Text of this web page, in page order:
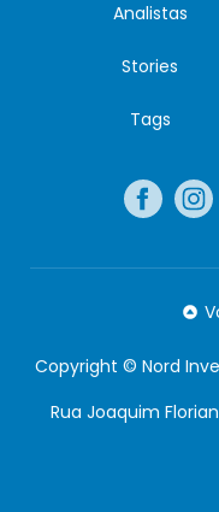
Analistas
Stories
Tags
Copyright © Nord
Rua Joaquim